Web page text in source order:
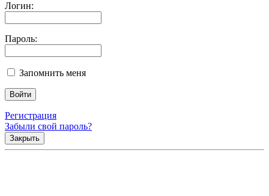
Логин:
Пароль:
Запомнить меня
Регистрация
Забыли свой пароль?
Закрыть